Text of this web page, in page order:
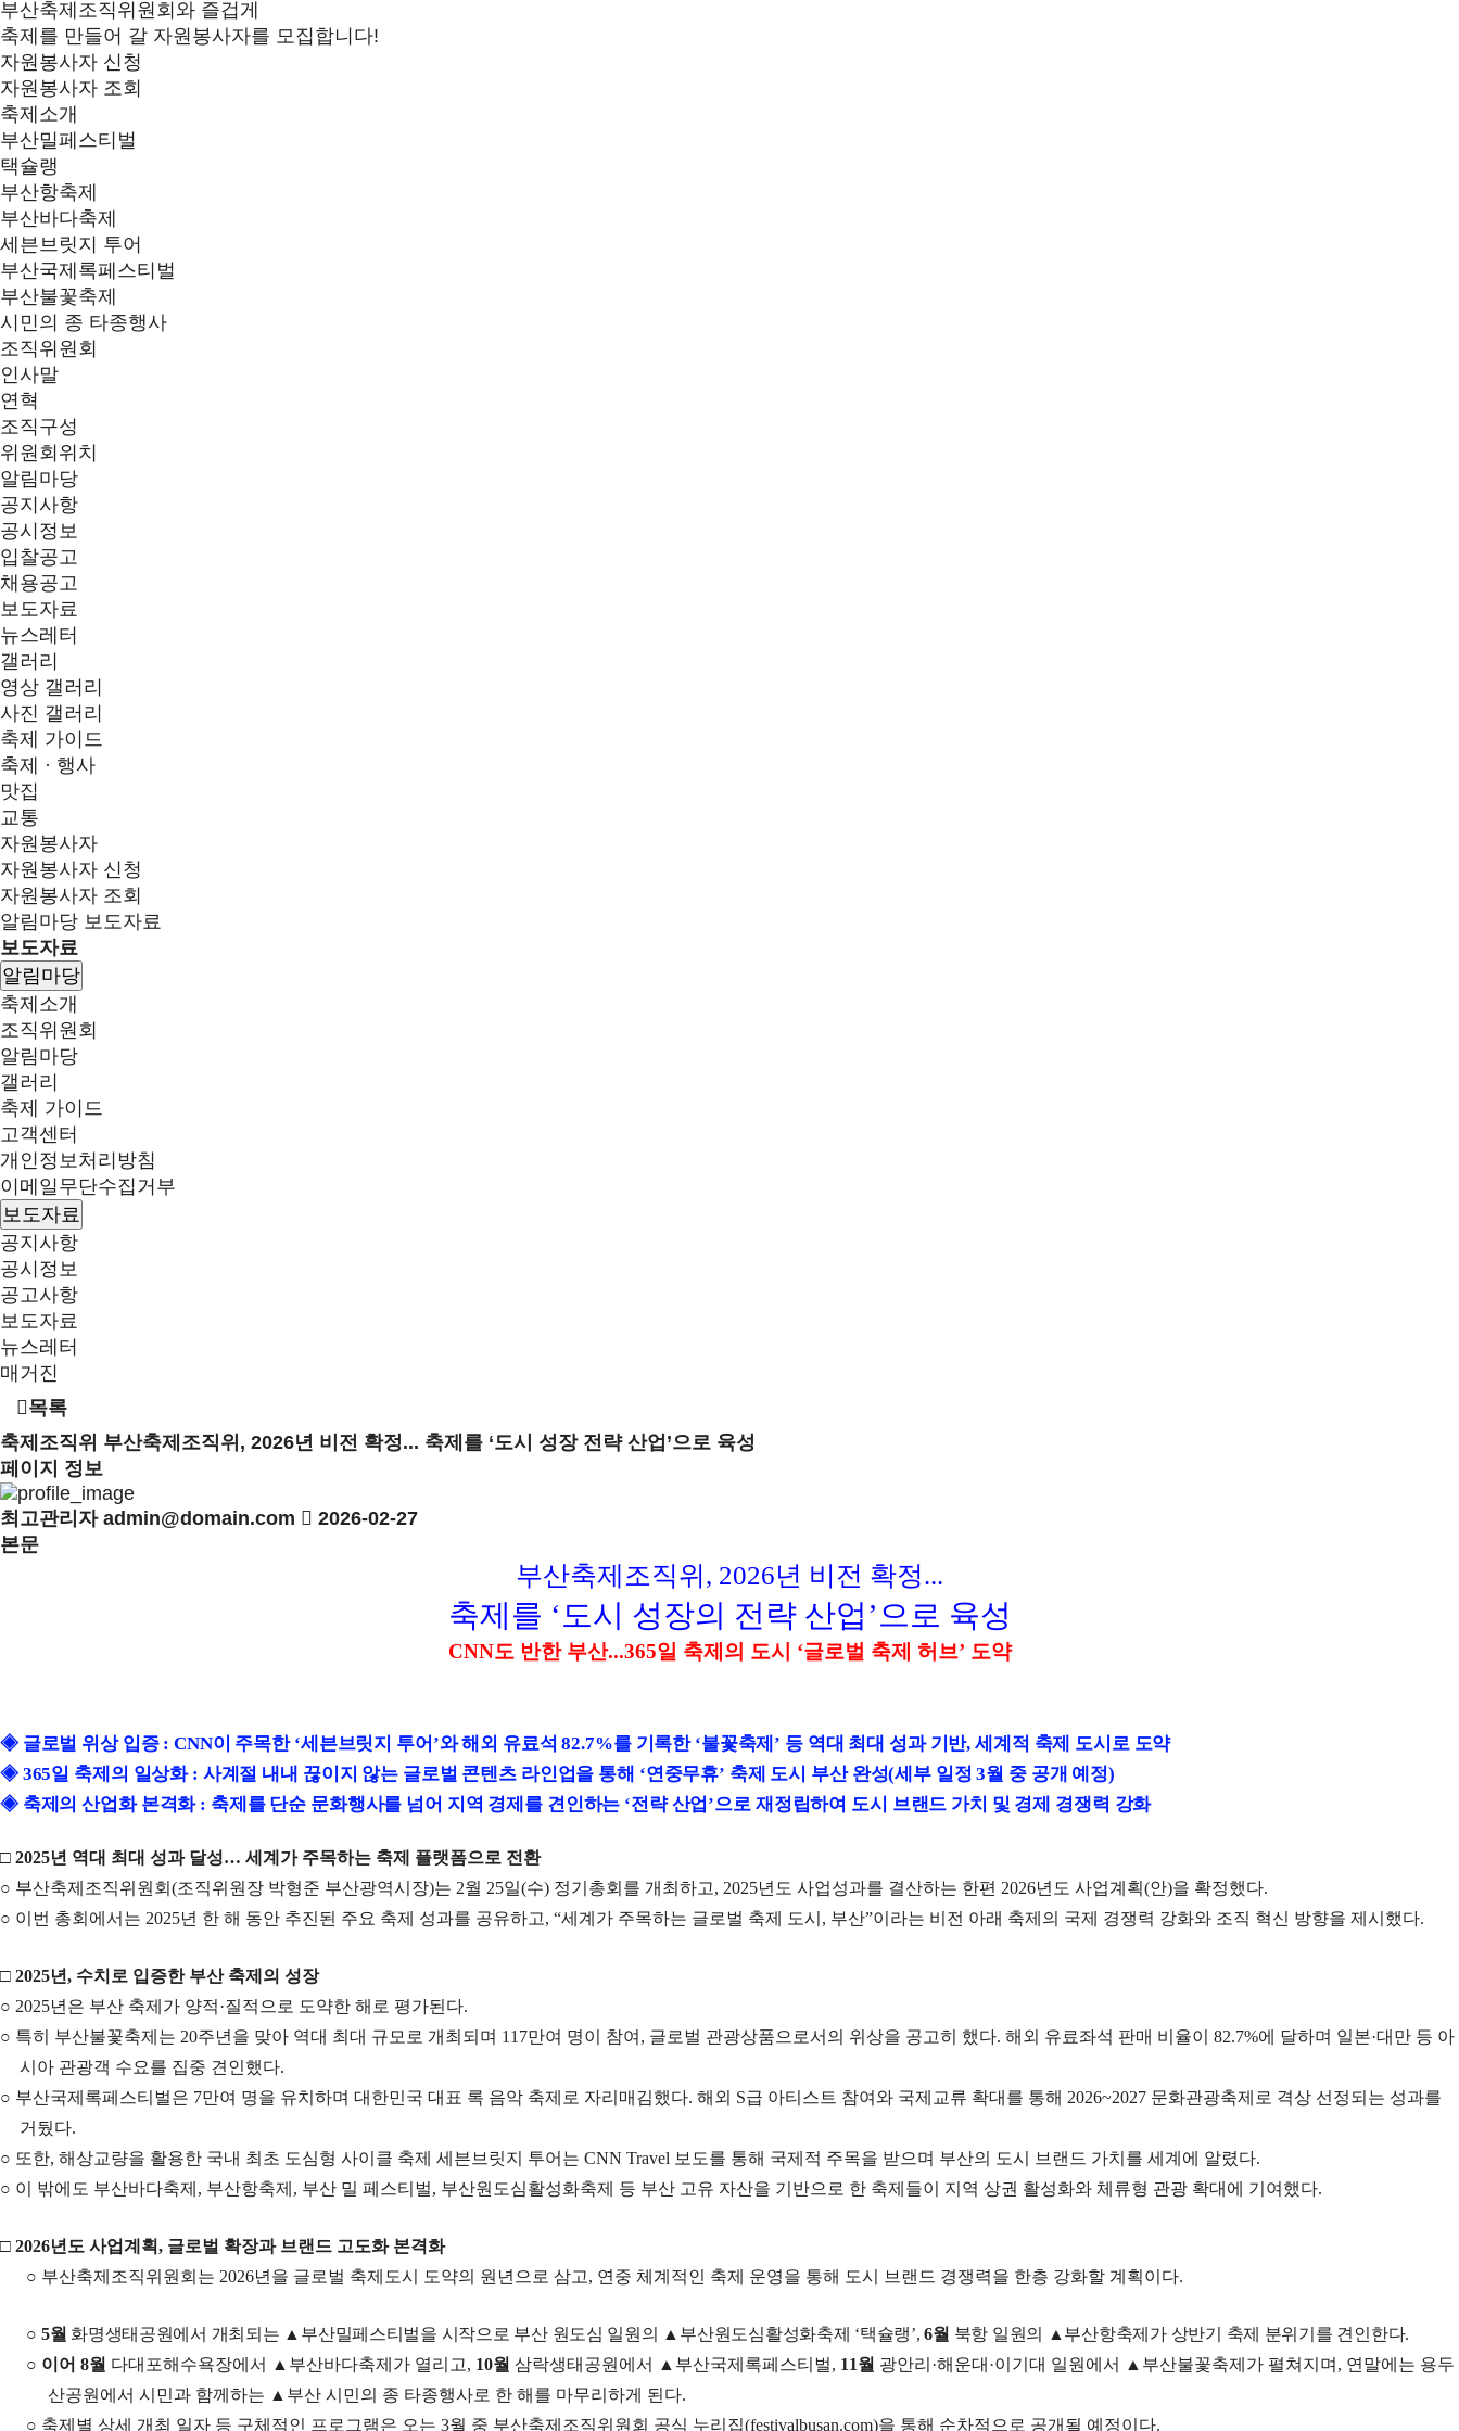
부산축제조직위원회와 즐겁게
축제를 만들어 갈 자원봉사자를 모집합니다!
자원봉사자 신청
자원봉사자 조회
축제소개
부산밀페스티벌
택슐랭
부산항축제
부산바다축제
세븐브릿지 투어
부산국제록페스티벌
부산불꽃축제
시민의 종 타종행사
조직위원회
인사말
연혁
조직구성
위원회위치
알림마당
공지사항
공시정보
입찰공고
채용공고
보도자료
뉴스레터
갤러리
영상 갤러리
사진 갤러리
축제 가이드
축제 · 행사
맛집
교통
자원봉사자
자원봉사자 신청
자원봉사자 조회
알림마당 보도자료
보도자료
알림마당
축제소개
조직위원회
알림마당
갤러리
축제 가이드
고객센터
개인정보처리방침
이메일무단수집거부
보도자료
공지사항
공시정보
공고사항
보도자료
뉴스레터
매거진
목록
축제조직위 부산축제조직위, 2026년 비전 확정... 축제를 ‘도시 성장 전략 산업’으로 육성
페이지 정보
최고관리자 admin@domain.com
2026-02-27
본문
부산축제조직위, 2026년 비전 확정...
축제를 ‘ 도시 성장의 전략 산업’으로 육성
CNN도 반한 부산...365일 축제의 도시 ‘글로벌 축제 허브’ 도약
◈ 글로벌 위상 입증 : CNN이 주목한 ‘세븐브릿지 투어 ’와 해외 유료석82.7%를 기록한 ‘불꽃축제 ’ 등 역대 최대 성과 기반,세계적 축제 도시로 도약
◈365일 축제의 일상화 : 사계절 내내 끊이지 않는 글로벌 콘텐츠 라인업을 통해 ‘연중무휴’ 축제 도시 부산 완성(세부 일정3월 중 공개 예정)
◈ 축제의 산업화 본격화 : 축제를 단순 문화행사를 넘어 지역 경제를 견인하는 ‘전략 산업 ’으로 재정립하여 도시 브랜드 가치 및 경제 경쟁력 강화
□ 2025년 역대 최대 성과 달성… 세계가 주목하는 축제 플랫폼으로 전환
○ 부산축제조직위원회 (조직위원장 박형준 부산광역시장)는 2월 25일(수) 정기총회를 개최하고, 2025년도 사업성과를 결산하는 한편 2026년도 사업계획(안)을 확정했다.
○ 이번 총회에서는 2025년 한 해 동안 추진된 주요 축제 성과를 공유하고, “세계가 주목하는 글로벌 축제 도시 , 부산”이라는 비전 아래 축제의 국제 경쟁력 강화와 조직 혁신 방향을 제시했다.
□ 2025년, 수치로 입증한 부산 축제의 성장
○ 2025년은 부산 축제가 양적·질적으로 도약한 해로 평가된다.
○ 특히 부산불꽃축제는 20주년을 맞아 역대 최대 규모로 개최되며 117만여 명이 참여 , 글로벌 관광상품으로서의 위상을 공고히 했다. 해외 유료좌석 판매 비율이 82.7%에 달하며 일본·대만 등 아
시아 관광객 수요를 집중 견인했다.
○ 부산국제록페스티벌은 7만여 명을 유치하며 대한민국 대표 록 음악 축제로 자리매김했다. 해외 S급 아티스트 참여와 국제교류 확대를 통해 2026~2027 문화관광축제로 격상 선정되는 성과를
거뒀다.
○ 또한, 해상교량을 활용한 국내 최초 도심형 사이클 축제 세븐브릿지 투어는 CNN Travel 보도를 통해 국제적 주목을 받으며 부산의 도시 브랜드 가치를 세계에 알렸다.
○ 이 밖에도 부산바다축제 , 부산항축제 , 부산 밀 페스티벌, 부산원도심활성화축제 등 부산 고유 자산을 기반으로 한 축제들이 지역 상권 활성화와 체류형 관광 확대에 기여했다.
□ 2026년도 사업계획, 글로벌 확장과 브랜드 고도화 본격화
○ 부산축제조직위원회는 2026년을 글로벌 축제도시 도약의 원년으로 삼고, 연중 체계적인 축제 운영을 통해 도시 브랜드 경쟁력을 한층 강화할 계획이다.
○ 5월 화명생태공원에서 개최되는 ▲ 부산밀페스티벌을 시작으로 부산 원도심 일원의 ▲ 부산원도심활성화축제 ‘택슐랭’,6월 북항 일원의 ▲ 부산항축제가 상반기 축제 분위기를 견인한다.
○ 이어8월 다대포해수욕장에서 ▲ 부산바다축제가 열리고, 10월 삼락생태공원에서 ▲ 부산국제록페스티벌, 11월 광안리 ·해운대 ·이기대 일원에서 ▲ 부산불꽃축제가 펼쳐지며 , 연말에는 용두
산공원에서 시민과 함께하는 ▲ 부산 시민의 종 타종행사로 한 해를 마무리하게 된다.
○ 축제별 상세 개최 일자 등 구체적인 프로그램은 오는3월 중 부산축제조직위원회 공식 누리집(festivalbusan.com)을 통해 순차적으로 공개될 예정이다.